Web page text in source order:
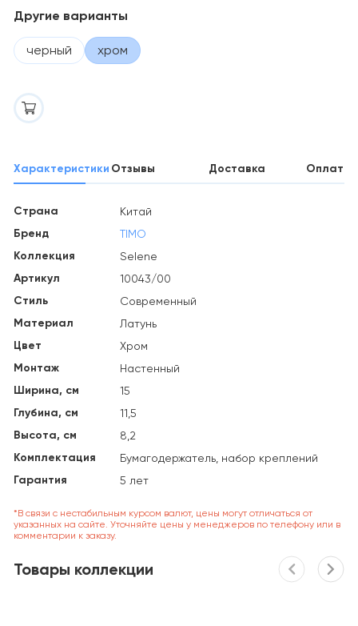
Другие варианты
черный хром
Характеристики Отзывы Доставка Оплата
Страна Китай
Бренд TIMO
Коллекция Selene
Артикул 10043/00
Стиль Современный
Материал Латунь
Цвет Хром
Монтаж Настенный
Ширина, см 15
Глубина, см 11,5
Высота, см 8,2
Комплектация Бумагодержатель, набор креплений
Гарантия 5 лет
*В связи с нестабильным курсом валют, цены могут отличаться от
указанных на сайте. Уточняйте цены у менеджеров по телефону или в
комментарии к заказу.
Товары коллекции